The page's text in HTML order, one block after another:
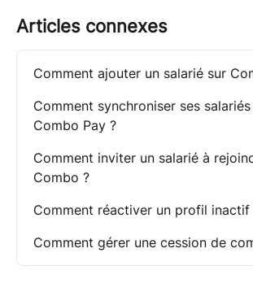
Articles connexes
Comment ajouter un salarié sur
Comment synchroniser ses
Combo Pay ?
Comment inviter un salarié à
Combo ?
Comment réactiver un profil inactif
Comment gérer une cession de